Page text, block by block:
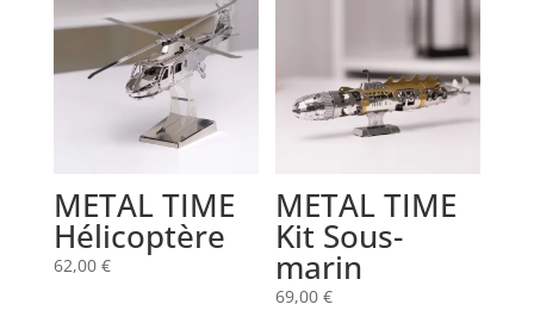
METAL TIME
Hélicoptère
62,00 €
METAL TIME
Kit Sous-
marin
69,00€